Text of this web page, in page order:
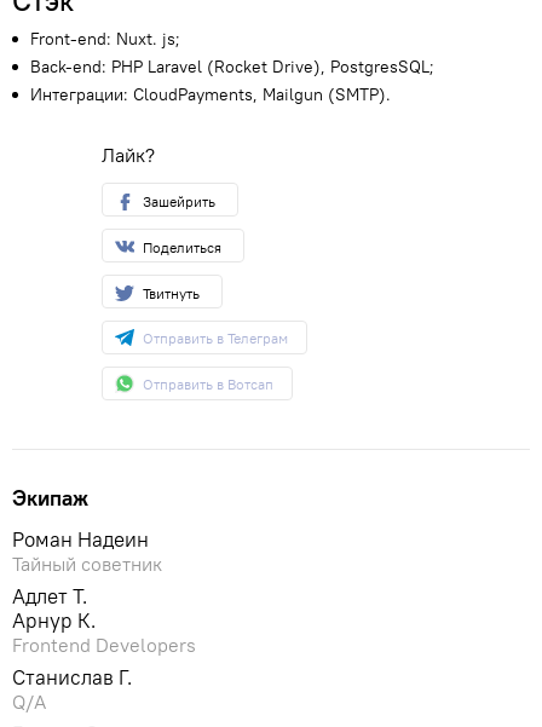
Front-end: Nuxt. js;
Back-end: PHP Laravel (Rocket Drive), PostgresSQL;
Интеграции: CloudPayments, Mailgun (SMTP).
Лайк?
Зашейрить
Поделиться
Твитнуть
Отправить в Телеграм
Отправить в Вотсап
Экипаж
Роман Надеин
Тайный советник
Адлет Т.
Арнур К.
Frontend Developers
Станислав Г.
Q/A